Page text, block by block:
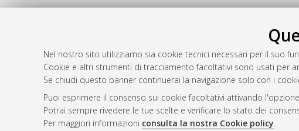
Nel nostro sito utilizziamo sia cookie tecnici necessari per il suo
Cookie e altri strumenti di tracciamento facoltativi sono usati per
Se chiudi questo banner continuerai la navigazione solo con i
Puoi esprimere il consenso sui cookie facoltativi attivando
Potrai sempre rivedere le tue scelte e verificare lo stato dei
Per maggiori informazioni consulta la nostra Cookie policy.
Atom
Rss 1.0
Rss 2.0
AMS Laurea
Servizio
Impostazioni Cookie
Informativa sulla
Condizioni d’uso del